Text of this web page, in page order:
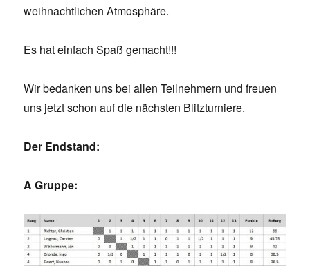
weihnachtlichen Atmosphäre.
Es hat einfach Spaß gemacht!!!
Wir bedanken uns bei allen Teilnehmern und freuen
uns jetzt schon auf die nächsten Blitzturniere.
Der Endstand:
A Gruppe: